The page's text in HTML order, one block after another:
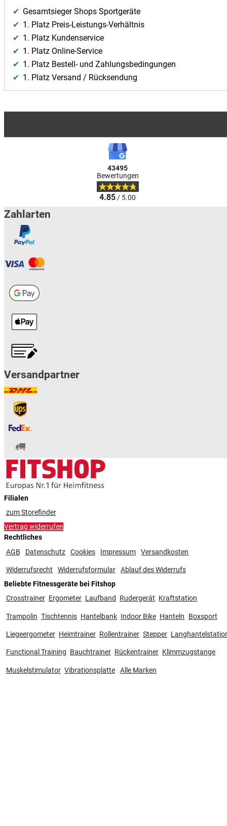
Gesamtsieger Shops Sportgeräte
1. Platz Preis-Leistungs-Verhältnis
1. Platz Kundenservice
1. Platz Online-Service
1. Platz Bestell- und Zahlungsbedingungen
1. Platz Versand / Rücksendung
43495
Bewertungen
4.85/ 5.00
Zahlarten
Versandpartner
Filialen
zumStorefinder
Vertrag widerrufen
Rechtliches
AGB
Datenschutz Cookies Impressum Versandkosten
Widerrufsrecht Widerrufsformular
Ablauf des Widerrufs
Beliebte Fitnessgeräte bei Fitshop
Crosstrainer Ergometer Laufband Rudergerät Kraftstation
Trampolin Tischtennis Hantelbank Indoor Bike Hanteln Boxsport
Liegeergometer Heimtrainer Rollentrainer Stepper
Functional Training Bauchtrainer Rückentrainer Klimmzugstange
Muskelstimulator Vibrationsplatte Alle Marken